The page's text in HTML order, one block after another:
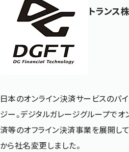
トランス
日本のオンライン決済サービスのパ
ジー。デジタルガレージグループで
済等のオフライン決済事業を展開し
から社名変更しました。